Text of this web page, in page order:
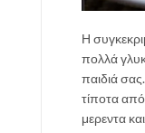
Η
πολλά
παιδιά
τίποτα
μερεντα